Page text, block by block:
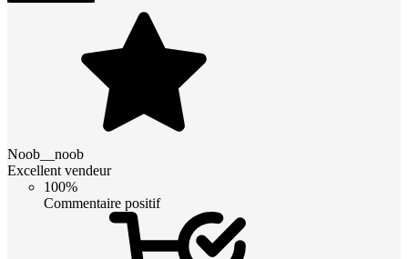
Noob__noob
Excellent vendeur
100%
Commentaire positif